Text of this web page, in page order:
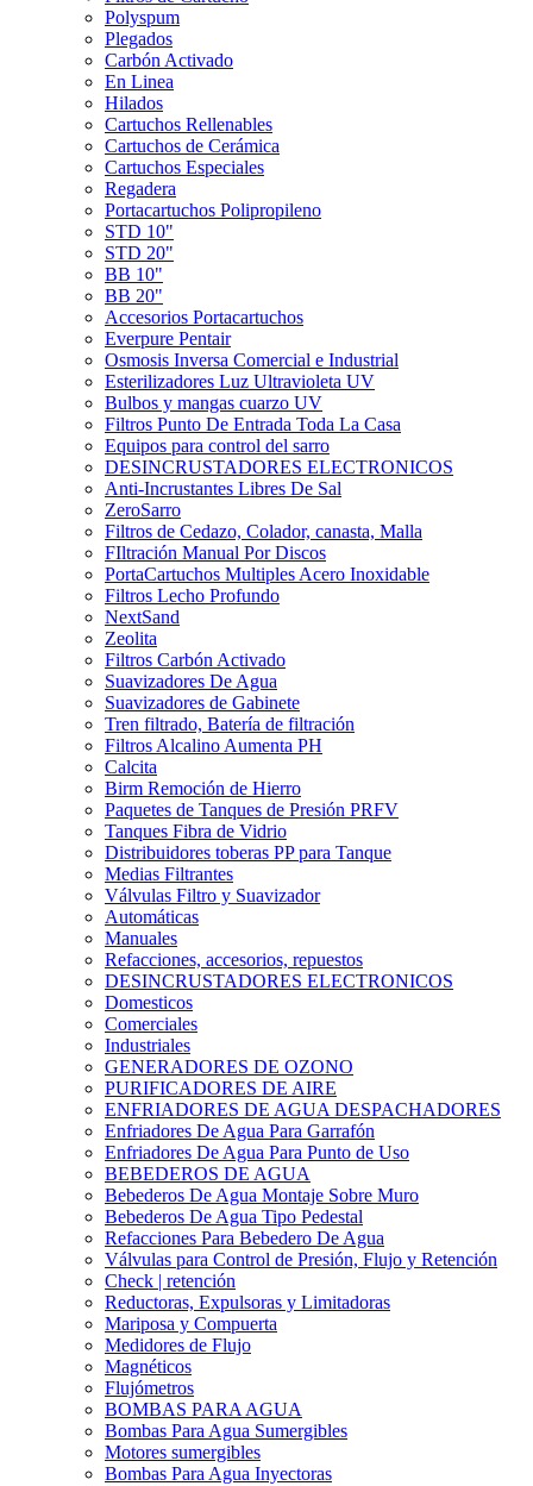
Polyspum
Plegados
Carbón Activado
En Linea
Hilados
Cartuchos Rellenables
Cartuchos de Cerámica
Cartuchos Especiales
Regadera
Portacartuchos Polipropileno
STD 10"
STD 20"
BB 10"
BB 20"
Accesorios Portacartuchos
Everpure Pentair
Osmosis Inversa Comercial e Industrial
Esterilizadores Luz Ultravioleta UV
Bulbos y mangas cuarzo UV
Filtros Punto De Entrada Toda La Casa
Equipos para control del sarro
DESINCRUSTADORES ELECTRONICOS
Anti-Incrustantes Libres De Sal
ZeroSarro
Filtros de Cedazo, Colador, canasta, Malla
FIltración Manual Por Discos
PortaCartuchos Multiples Acero Inoxidable
Filtros Lecho Profundo
NextSand
Zeolita
Filtros Carbón Activado
Suavizadores De Agua
Suavizadores de Gabinete
Tren filtrado, Batería de filtración
Filtros Alcalino Aumenta PH
Calcita
Birm Remoción de Hierro
Paquetes de Tanques de Presión PRFV
Tanques Fibra de Vidrio
Distribuidores toberas PP para Tanque
Medias Filtrantes
Válvulas Filtro y Suavizador
Automáticas
Manuales
Refacciones, accesorios, repuestos
DESINCRUSTADORES ELECTRONICOS
Domesticos
Comerciales
Industriales
GENERADORES DE OZONO
PURIFICADORES DE AIRE
ENFRIADORES DE AGUA DESPACHADORES
Enfriadores De Agua Para Garrafón
Enfriadores De Agua Para Punto de Uso
BEBEDEROS DE AGUA
Bebederos De Agua Montaje Sobre Muro
Bebederos De Agua Tipo Pedestal
Refacciones Para Bebedero De Agua
Válvulas para Control de Presión, Flujo y Retención
Check | retención
Reductoras, Expulsoras y Limitadoras
Mariposa y Compuerta
Medidores de Flujo
Magnéticos
Flujómetros
BOMBAS PARA AGUA
Bombas Para Agua Sumergibles
Motores sumergibles
Bombas Para Agua Inyectoras